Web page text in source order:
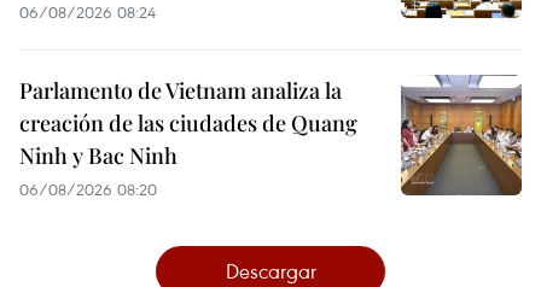
06/08/2026 08:24
Parlamento de Vietnam analiza la
creación de las ciudades de Quang
Ninh y Bac Ninh
06/08/2026 08:20
Descargar